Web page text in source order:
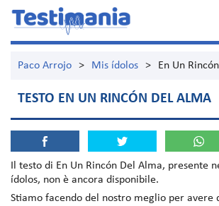
Paco Arrojo > Mis ídolos > En Un
TESTO EN UN RINCÓN DEL ALMA
Il testo di En Un Rincón Del Alma, presente
ídolos, non è ancora disponibile.
Stiamo facendo del nostro meglio per avere